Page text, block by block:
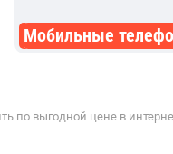
Мобильные
по выгодной цене в